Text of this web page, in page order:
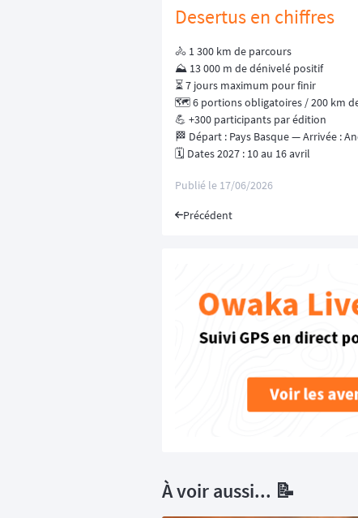
Desertus en chiffres
🚴 1 300 km de parcours
⛰️ 13 000 m de dénivelé positif
⏳ 7 jours maximum pour finir
🗺️ 6 portions obligatoires / 200 km
💪 +300 participants par édition
🏁 Départ : Pays Basque — Arrivée :
🗓️ Dates 2027 : 10 au 16 avril
Publié le 17/06/2026
Précédent
À voir aussi... 📝